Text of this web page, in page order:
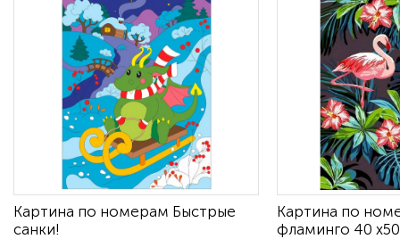
Картина по номерам Быстрые
санки!
Картина по
фламинго 40